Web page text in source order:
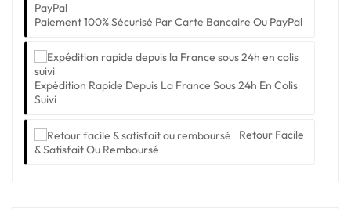
Paiement 100% Sécurisé Par Carte Bancaire Ou PayPal
Expédition Rapide Depuis La France Sous 24h En Colis
Suivi
Retour Facile
& Satisfait Ou Remboursé